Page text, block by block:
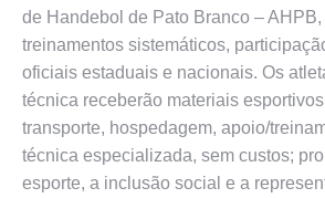
de Handebol de Pato Branco –
treinamentos sistemáticos,
oficiais estaduais e nacionais. Os
técnica receberão materiais
transporte, hospedagem, apoio/
técnica especializada, sem custos;
esporte, a inclusão social e a